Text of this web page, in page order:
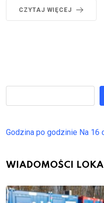
CZYTAJ WIĘCEJ
Godzina po godzinie Na 16
WIADOMOŚCI